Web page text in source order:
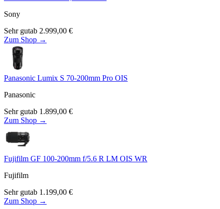
Sony
Sehr gutab 2.999,00 €
Zum Shop →
Panasonic Lumix S 70-200mm Pro OIS
Panasonic
Sehr gutab 1.899,00 €
Zum Shop →
Fujifilm GF 100-200mm f/5.6 R LM OIS WR
Fujifilm
Sehr gutab 1.199,00 €
Zum Shop →